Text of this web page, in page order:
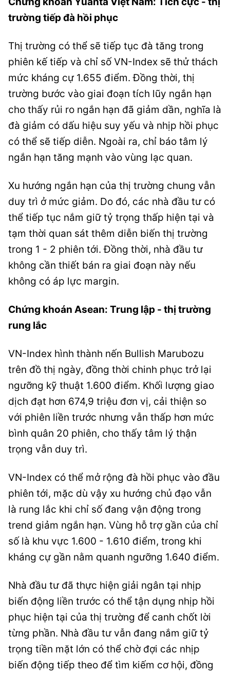
trường tiếp đà hồi phục
Thị trường có thể sẽ tiếp tục đà tăng trong
phiên kế tiếp và chỉ số VN-Index sẽ thử thách
mức kháng cự 1.655 điểm. Đồng thời, thị
trường bước vào giai đoạn tích lũy ngắn hạn
cho thấy rủi ro ngắn hạn đã giảm dần, nghĩa là
đà giảm có dấu hiệu suy yếu và nhịp hồi phục
có thể sẽ tiếp diễn. Ngoài ra, chỉ báo tâm lý
ngắn hạn tăng mạnh vào vùng lạc quan.
Xu hướng ngắn hạn của thị trường chung vẫn
duy trì ở mức giảm. Do đó, các nhà đầu tư có
thể tiếp tục nắm giữ tỷ trọng thấp hiện tại và
tạm thời quan sát thêm diễn biến thị trường
trong 1 - 2 phiên tới. Đồng thời, nhà đầu tư
không cần thiết bán ra giai đoạn này nếu
không có áp lực margin.
Chứng khoán Asean: Trung lập - thị trường
rung lắc
VN-Index hình thành nến Bullish Marubozu
trên đồ thị ngày, đồng thời chinh phục trở lại
ngưỡng kỹ thuật 1.600 điểm. Khối lượng giao
dịch đạt hơn 674,9 triệu đơn vị, cải thiện so
với phiên liền trước nhưng vẫn thấp hơn mức
bình quân 20 phiên, cho thấy tâm lý thận
trọng vẫn duy trì.
VN-Index có thể mở rộng đà hồi phục vào đầu
phiên tới, mặc dù vậy xu hướng chủ đạo vẫn
là rung lắc khi chỉ số đang vận động trong
trend giảm ngắn hạn. Vùng hỗ trợ gần của chỉ
số là khu vực 1.600 - 1.610 điểm, trong khi
kháng cự gần nằm quanh ngưỡng 1.640 điểm.
Nhà đầu tư đã thực hiện giải ngân tại nhịp
biến động liền trước có thể tận dụng nhịp hồi
phục hiện tại của thị trường để canh chốt lời
từng phần. Nhà đầu tư vẫn đang nắm giữ tỷ
trọng tiền mặt lớn có thể chờ đợi các nhịp
biến động tiếp theo để tìm kiếm cơ hội, đồng